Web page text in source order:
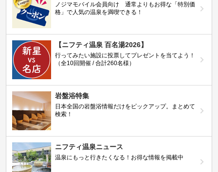
ノジマモバイル会員向け 通常よりもお得な「特別価
格」で人気の温泉を満喫できる！
【ニフティ温泉 百名湯2026】
行ってみたい施設に投票してプレゼントを当てよう！
（全10回開催 / 合計260名様）
岩盤浴特集
日本全国の岩盤浴情報だけをピックアップ。まとめて
検索！
ニフティ温泉ニュース
温泉にもっと行きたくなる！お得な情報を掲載中